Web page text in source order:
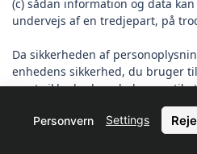
(c) sådan information og data
undervejs af en tredjepart, på
Da sikkerheden af
enhedens sikkerhed, du bruger
samt sikkerheden, du bruger til
legitimationsoplysninger, bedes
foranstaltninger for at beskytte
Personvern Settings